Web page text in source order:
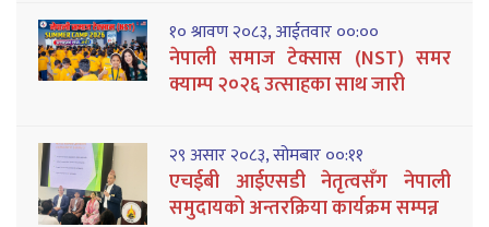
१० श्रावण २०८३, आईतवार ००:००
नेपाली समाज टेक्सास (NST) समर
क्याम्प २०२६ उत्साहका साथ जारी
२९ असार २०८३, सोमबार ००:११
एचईबी आईएसडी नेतृत्वसँग नेपाली
समुदायको अन्तरक्रिया कार्यक्रम सम्पन्न